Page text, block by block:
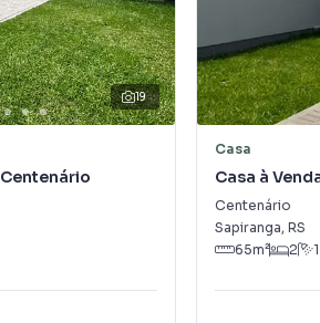
19
Casa
Casa à
Centenário
Sapiranga, RS
65m² 2 1